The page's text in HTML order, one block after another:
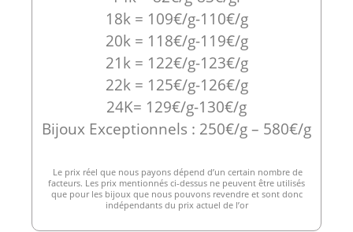
18k = 109€/g-110€/g
20k = 118€/g-119€/g
21k = 122€/g-123€/g
22k = 125€/g-126€/g
24K= 129€/g-130€/g
Bijoux Exceptionnels : 250€/g – 580€/g
Le prix réel que nous payons dépend d’un certain nombre de
facteurs. Les prix mentionnés ci-dessus ne peuvent être utilisés
que pour les bijoux que nous pouvons revendre et sont donc
indépendants du prix actuel de l’or